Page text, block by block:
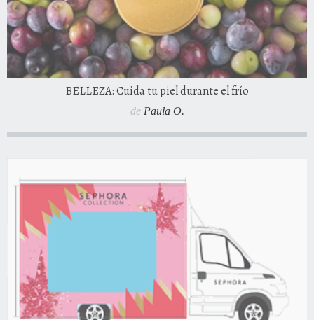
BELLEZA: Cuida tu piel durante el frío
de Paula O.